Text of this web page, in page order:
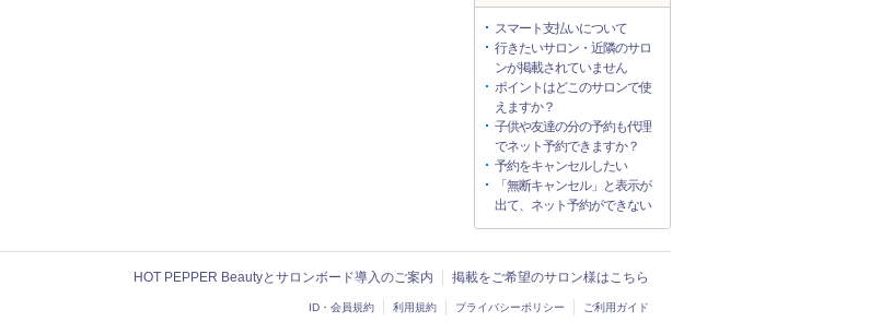
スマート支払いについて
行きたいサロン・近隣のサロ
ンが掲載されていません
ポイントはどこのサロンで使
えますか？
子供や友達の分の予約も代理
でネット予約できますか？
予約をキャンセルしたい
「無断キャンセル」と表示が
出て、ネット予約ができない
HOT PEPPER Beautyとサロンボード導入のご案内 掲載をご希望のサロン様はこちら
ID・会員規約 利用規約 プライバシーポリシー ご利用ガイド